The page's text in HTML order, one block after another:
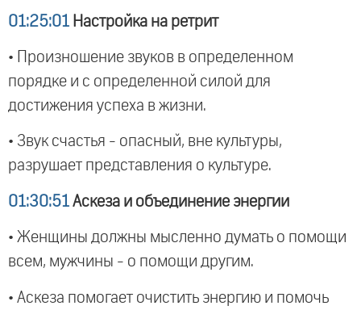
01:25:01 Настройка на ретрит
• Произношение звуков в определенном
порядке и с определенной силой для
достижения успеха в жизни.
• Звук счастья - опасный, вне культуры,
разрушает представления о культуре.
01:30:51 Аскеза и объединение энергии
• Женщины должны мысленно думать о помощи
всем, мужчины - о помощи другим.
• Аскеза помогает очистить энергию и помочь